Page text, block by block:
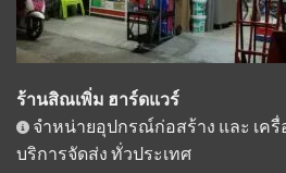
ร้านสิณเพิ่ม ฮาร์ดแวร์
จำหน่ายอุปกรณ์ก่อสร้าง และ เค
บริการจัดส่ง ทั่วประเทศ